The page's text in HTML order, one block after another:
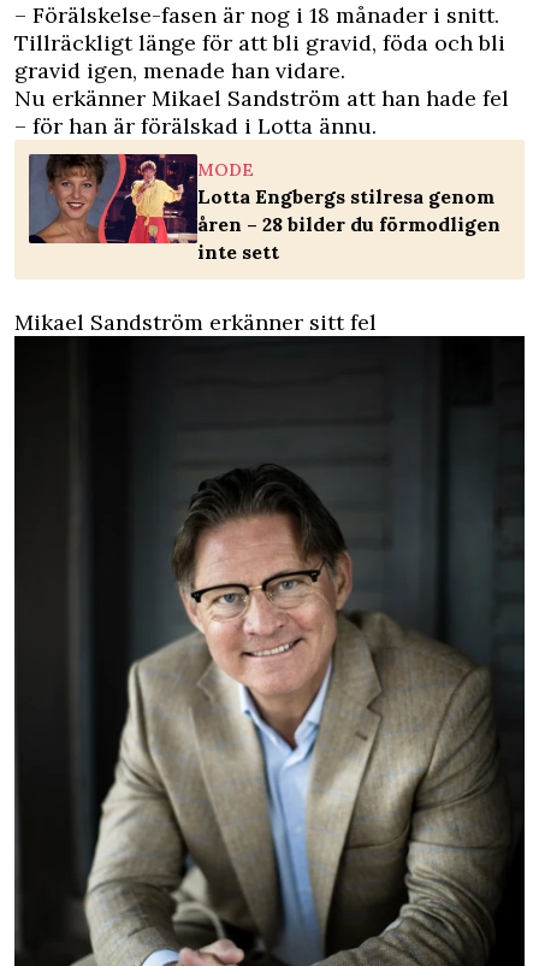
– Förälskelse-fasen är nog i 18 månader i snitt.
Tillräckligt länge för att bli gravid, föda och bli
gravid igen, menade han vidare.
Nu erkänner Mikael Sandström att han hade fel
– för han är förälskad i Lotta ännu.
MODE
Lotta Engbergs stilresa genom
åren – 28 bilder du förmodligen
inte sett
Mikael Sandström erkänner sitt fel